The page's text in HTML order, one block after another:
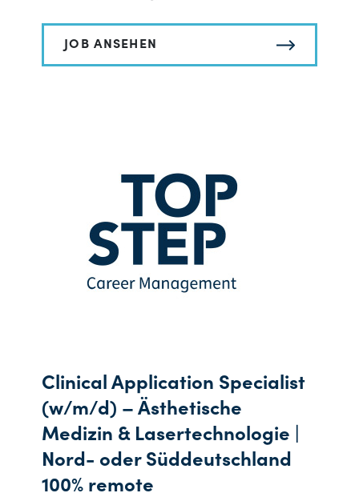
JOB ANSEHEN
Clinical Application Specialist
(w/m/d) – Ästhetische
Medizin & Lasertechnologie |
Nord- oder Süddeutschland
100% remote